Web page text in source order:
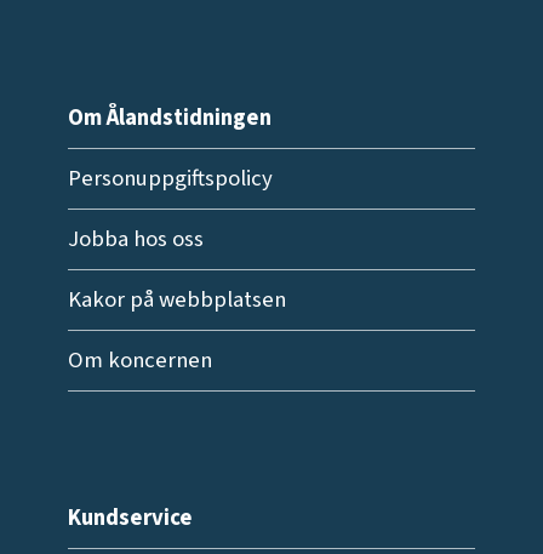
Om Ålandstidningen
Personuppgiftspolicy
Jobba hos oss
Kakor på webbplatsen
Om koncernen
Kundservice